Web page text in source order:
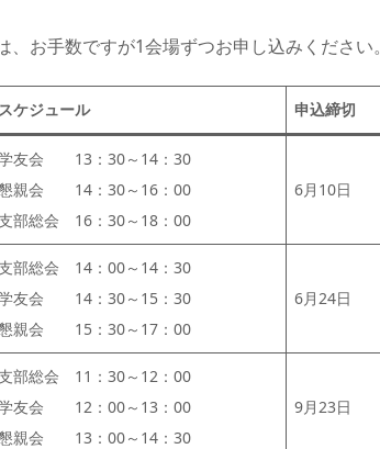
お手数ですが1会場ずつお申し込みください。
スケジュール 申込締切
友会 13：30～14：30
親会 14：30～16：00
部総会 16：30～18：00
6月10日
部総会 14：00～14：30
友会 14：30～15：30
親会 15：30～17：00
6月24日
部総会 11：30～12：00
友会 12：00～13：00
親会 13：00～14：30
9月23日